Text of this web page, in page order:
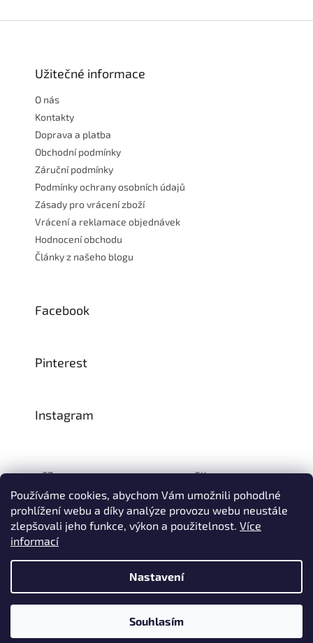
Používáme cookies, abychom Vám umožnili pohodlné
prohlížení webu a díky analýze provozu webu neustále
zlepšovali jeho funkce, výkon a použitelnost. Více
informací
Nastavení
Souhlasím
Na přelomu července a srpna může dojít k určitému zpoždění
dodávek zboží do našeho skladu, a tím i k prodloužení termínu
doručení Vaší objednávky, a to z důvodu celozávodních
dovolených našich slovinských dodavatelů. Děkujeme za
Užitečné informace
O nás
Kontakty
Doprava a platba
Obchodní podmínky
Záruční podmínky
Podmínky ochrany osobních údajů
Zásady pro vrácení zboží
Vrácení a reklamace objednávek
Hodnocení obchodu
Články z našeho blogu
Facebook
Pinterest
Instagram
CZ: SK:
Vytvořil Shoptet